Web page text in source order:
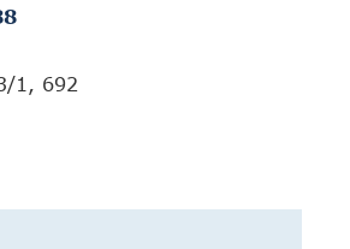
1, 692